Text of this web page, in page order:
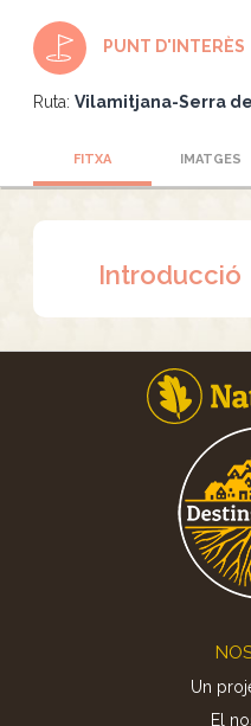
PUNT D'INTERÈS
Ruta: Vilamitjana-Serra
FITXA IMATGES
Introducció
Un
El